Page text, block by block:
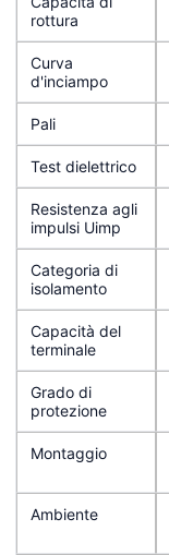
rottura
Curva
d'inciampo
Pali
Test dielettrico
Resistenza agli
impulsi Uimp
Categoria di
isolamento
Capacità del
terminale
Grado di
protezione
Montaggio
Ambiente